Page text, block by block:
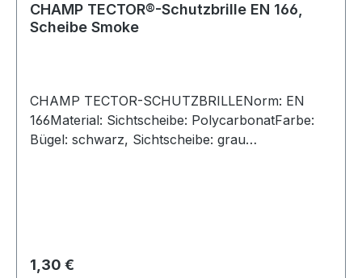
CHAMP TECTOR®-Schutzbrille EN 166,
Scheibe Smoke
CHAMP TECTOR-SCHUTZBRILLENorm: EN
166Material: Sichtscheibe: PolycarbonatFarbe:
Bügel: schwarz, Sichtscheibe: grau
Regulärer Preis:
1,30 €